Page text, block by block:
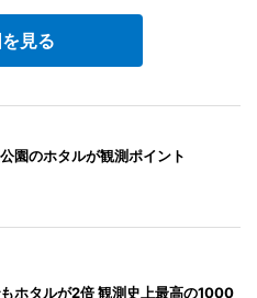
見る
園のホタルが観測ポイント
ホタルが2倍 観測史上最高の1000